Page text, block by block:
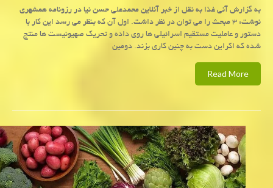
به گزارش آنی غذا به نقل از خبر آنلاین محمدعلی حسن نیا در رزونامه همشهری
نوشت: ۳ مبحث را می توان در نظر داشت. اول آن که بنظر می رسد این کار با
دستور و عاملیت مستقیم اسرائیلی ها روی داده و تحریک صهیونیست ها منتج
شده که اکراین دست به چنین کاری بزند. دومین
Read More